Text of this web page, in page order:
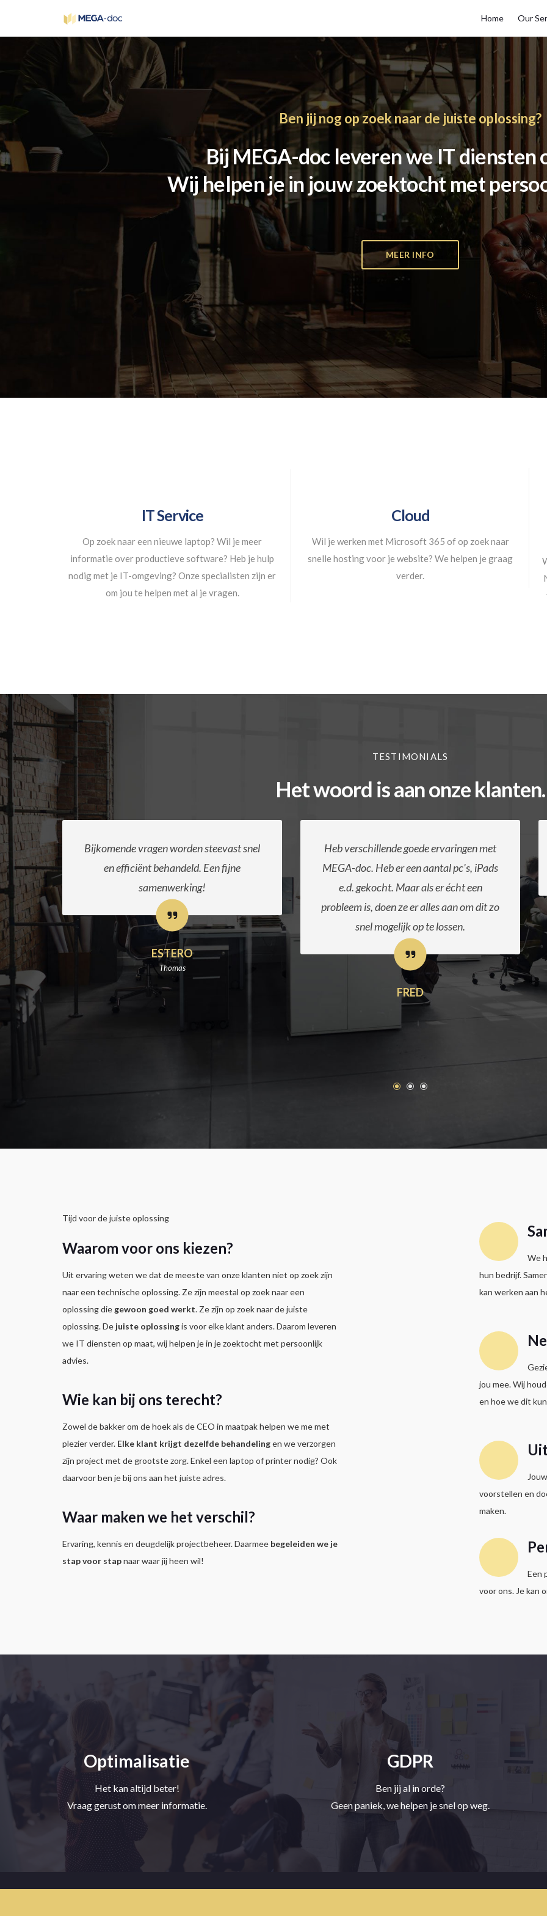
Home Our
Ben jij nog op zoek naar de juiste oplossing?
Bij MEGA-doc leveren we IT diensten
Wij helpen je in jouw zoektocht met
MEER INFO
IT Service
Op zoek naar een nieuwe laptop? Wil je meer
informatie over productieve software? Heb je hulp
nodig met je IT-omgeving? Onze specialisten zijn er
om jou te helpen met al je vragen.
Cloud
Wil je werken met Microsoft 365 of op zoek naar
snelle hosting voor je website? We helpen je graag
verder.
TESTIMONIALS
Het woord is aan onze klanten.
snel
Heb verschillende goede ervaringen met
MEGA-doc. Heb er een aantal pc's, iPads
e.d. gekocht. Maar als er écht een
probleem is, doen ze er alles aan om dit zo
snel mogelijk op te lossen.
FRED
Zeer snelle levering, correcte plaatsing en
klantvriendelijk. Zoals het hoort!
JOERI
Tijd voor de juiste oplossing
Waarom voor ons kiezen?
Uit ervaring weten we dat de meeste van onze klanten niet op zoek zijn
naar een technische oplossing. Ze zijn meestal op zoek naar een
oplossing die gewoon goed werkt. Ze zijn op zoek naar de juiste
oplossing. De juiste oplossingis voor elke klant anders. Daarom leveren
we IT diensten op maat, wij helpen je in je zoektocht met persoonlijk
advies.
Wie kan bij ons terecht?
Zowel de bakker om de hoek als de CEO in maatpak helpen we me met
plezier verder. Elke klant krijgt dezelfde behandelingen we verzorgen
zijn project met de grootste zorg. Enkel een laptop of printer nodig? Ook
daarvoor ben je bij ons aan het juiste adres.
Waar maken we het verschil?
Ervaring, kennis en deugdelijk projectbeheer. Daarmee begeleiden we je
stap voor stapnaar waar jij heen wil!
We
hun bedrijf.
kan werken aan
jou mee. Wij
en hoe we dit
voorstellen en
maken.
Een
voor ons. Je kan
Optimalisatie
Het kan altijd beter!
Vraag gerust om meer informatie.
GDPR
Ben jij al in orde?
Geen paniek, we helpen je snel op weg.